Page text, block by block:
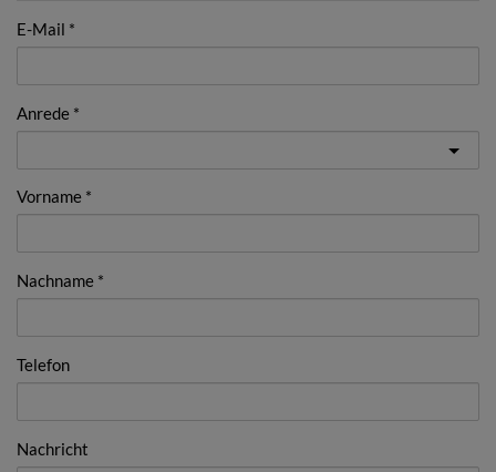
E-Mail
Anrede
Vorname
Nachname
Telefon
Nachricht